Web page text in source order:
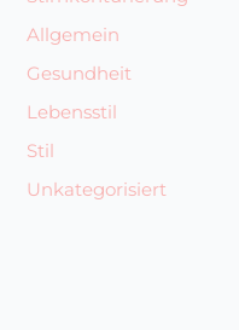
Allgemein
Gesundheit
Lebensstil
Stil
Unkategorisiert